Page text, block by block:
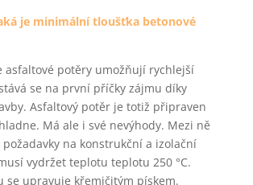
je minimální tloušťka betonové
asfaltové potěry umožňují rychlejší
se na první příčky zájmu díky
Asfaltový potěr je totiž připraven
Má ale i své nevýhody. Mezi ně
na konstrukční a izolační
vydržet teplotu teplotu 250 °C.
se upravuje křemičitým pískem.